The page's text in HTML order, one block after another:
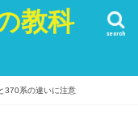
教科
search
370系の違いに注意